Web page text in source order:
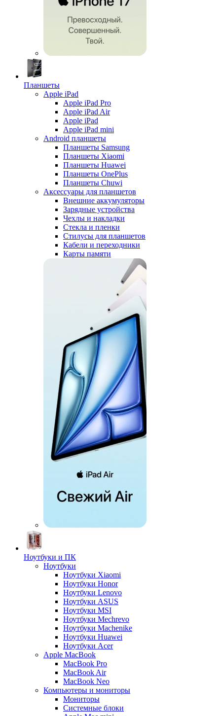
Планшеты
Apple iPad
Apple iPad Pro
Apple iPad Air
Apple iPad
Apple iPad mini
Android планшеты
Планшеты Samsung
Планшеты Xiaomi
Планшеты Huawei
Планшеты OnePlus
Планшеты Chuwi
Аксессуары для планшетов
Внешние аккумуляторы
Зарядные устройства
Чехлы и накладки
Стекла и пленки
Стилусы для планшетов
Кабели и переходники
Карты памяти
Ноутбуки и ПК
Ноутбуки
Ноутбуки Xiaomi
Ноутбуки Honor
Ноутбуки Lenovo
Ноутбуки ASUS
Ноутбуки MSI
Ноутбуки Mechrevo
Ноутбуки Machenike
Ноутбуки Huawei
Ноутбуки Acer
Apple MacBook
MacBook Pro
MacBook Air
MacBook Neo
Компьютеры и мониторы
Мониторы
Системные блоки